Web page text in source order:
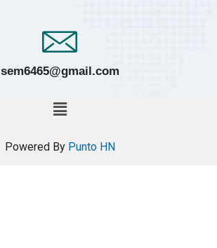
sem6465@gmail.com
Powered By Punto HN